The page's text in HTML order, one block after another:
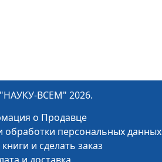
ВСЕМ" 2026.
о Продавце
персональных данных
и сделать заказ